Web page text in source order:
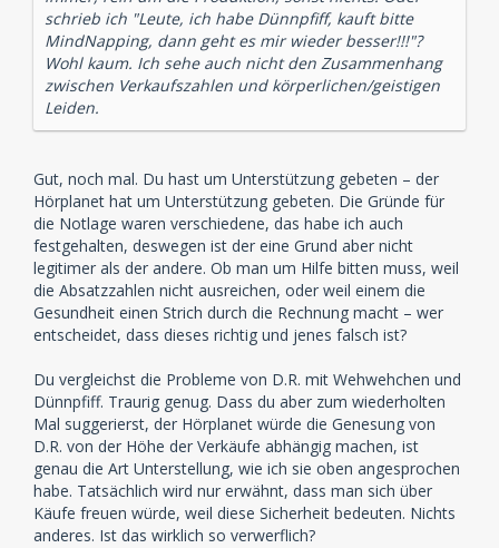
schrieb ich "Leute, ich habe Dünnpfiff, kauft bitte
MindNapping, dann geht es mir wieder besser!!!"?
Wohl kaum. Ich sehe auch nicht den Zusammenhang
zwischen Verkaufszahlen und körperlichen/geistigen
Leiden.
Gut, noch mal. Du hast um Unterstützung gebeten – der
Hörplanet hat um Unterstützung gebeten. Die Gründe für
die Notlage waren verschiedene, das habe ich auch
festgehalten, deswegen ist der eine Grund aber nicht
legitimer als der andere. Ob man um Hilfe bitten muss, weil
die Absatzzahlen nicht ausreichen, oder weil einem die
Gesundheit einen Strich durch die Rechnung macht – wer
entscheidet, dass dieses richtig und jenes falsch ist?
Du vergleichst die Probleme von D.R. mit Wehwehchen und
Dünnpfiff. Traurig genug. Dass du aber zum wiederholten
Mal suggerierst, der Hörplanet würde die Genesung von
D.R. von der Höhe der Verkäufe abhängig machen, ist
genau die Art Unterstellung, wie ich sie oben angesprochen
habe. Tatsächlich wird nur erwähnt, dass man sich über
Käufe freuen würde, weil diese Sicherheit bedeuten. Nichts
anderes. Ist das wirklich so verwerflich?